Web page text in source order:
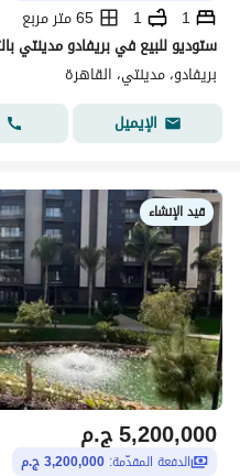
1
1
65 متر مربع
ستوديو للبيع في بريفادو مدينتي
بريفادو، مدينتي، القاهرة
الإيميل
قيد الإنشاء
ج.م5,200,000
الدفعة المقدّمة: 3,200,000 ج.م